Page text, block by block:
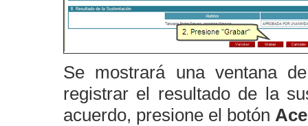
Se mostrará una ventana
registrar el resultado de la
acuerdo, presione el botón